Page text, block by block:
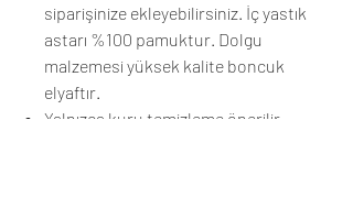
siparişinize ekleyebilirsiniz. İç yastık
astarı %100 pamuktur. Dolgu
malzemesi yüksek kalite boncuk
elyaftır.
Yalnızca kuru temizleme önerilir.